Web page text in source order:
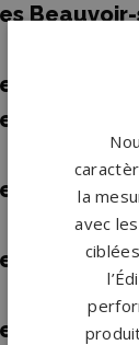
Challans
FONTENAY
La
La
Les
la
avec